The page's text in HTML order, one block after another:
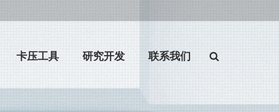
卡压工具 研究开发 联系我们